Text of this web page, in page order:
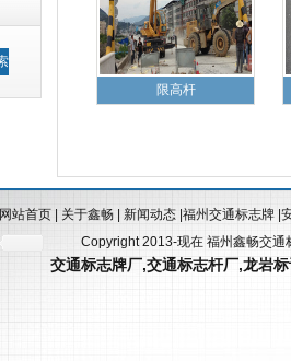
限高杆
网站首页 关于鑫畅 新闻动态 福州交通标志牌
Copyright 2013-现在 福州鑫畅交
交通标志牌厂,交通标志杆厂,龙岩